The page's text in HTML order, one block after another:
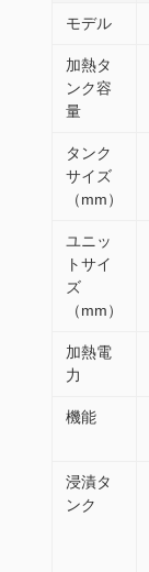
モデル
加熱タ
ンク容
量
タンク
サイズ
（mm）
ユニッ
トサイ
ズ
（mm）
加熱電
力
機能
浸漬タ
ンク